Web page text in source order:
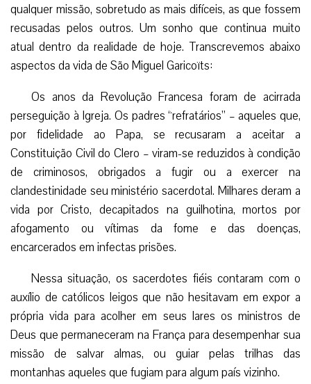
qualquer missão, sobretudo as mais difíceis, as que fossem
recusadas pelos outros. Um sonho que continua muito
atual dentro da realidade de hoje. Transcrevemos abaixo
aspectos da vida de São Miguel Garicoïts:
Os anos da Revolução Francesa foram de acirrada
perseguição à Igreja. Os padres “refratários” – aqueles que,
por fidelidade ao Papa, se recusaram a aceitar a
Constituição Civil do Clero – viram-se reduzidos à condição
de criminosos, obrigados a fugir ou a exercer na
clandestinidade seu ministério sacerdotal. Milhares deram a
vida por Cristo, decapitados na guilhotina, mortos por
afogamento ou vítimas da fome e das doenças,
encarcerados em infectas prisões.
Nessa situação, os sacerdotes fiéis contaram com o
auxílio de católicos leigos que não hesitavam em expor a
própria vida para acolher em seus lares os ministros de
Deus que permaneceram na França para desempenhar sua
missão de salvar almas, ou guiar pelas trilhas das
montanhas aqueles que fugiam para algum país vizinho.